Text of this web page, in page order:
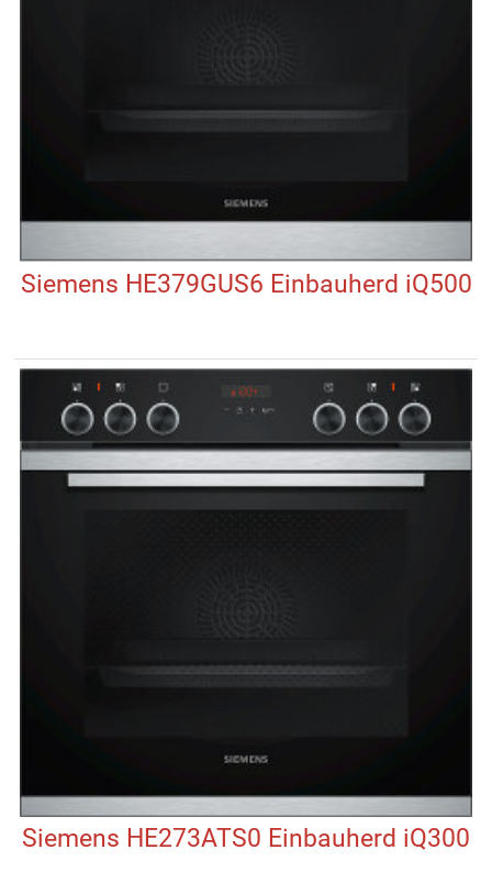
Siemens HE379GUS6 Einbauherd iQ500
Siemens HE273ATS0 Einbauherd iQ300